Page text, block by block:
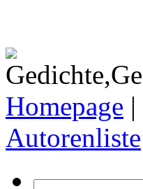
Homepage |
Autorenliste